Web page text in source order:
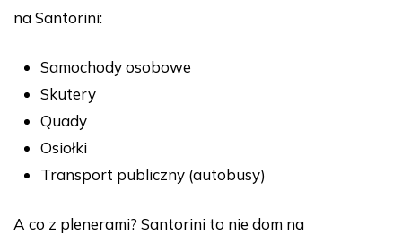
na Santorini:
Samochody osobowe
Skutery
Quady
Osiołki
Transport publiczny (autobusy)
A co z plenerami? Santorini to nie dom na